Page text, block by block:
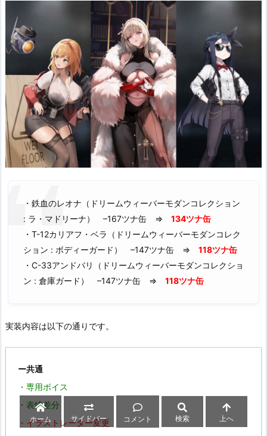
・鉄血のレオナ（ドリームウィーバーモダンコレクション
: ラ・マドリーナ） –167ツナ缶 ⇒ 134ツナ缶
・T-12カリアフ・ベラ（ドリームウィーバーモダンコレク
ション : ボディーガード） –147ツナ缶 ⇒ 118ツナ缶
・C-33アンドバリ（ドリームウィーバーモダンコレクショ
ン : 倉庫ガード） –147ツナ缶 ⇒ 118ツナ缶
実装内容は以下の通りです。
ー共通
・専用ボイス
・表情差分
・イラストレーター変更
ホーム サイドバー コメント 検索 上へ